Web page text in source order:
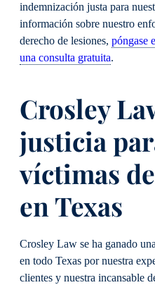
indemnización justa para
información sobre nuestro
derecho de lesiones, póngase
una consulta gratuita.
Crosley
justicia
víctimas
en Texas
Crosley Law se ha ganado
en todo Texas por nuestra
clientes y nuestra incansable